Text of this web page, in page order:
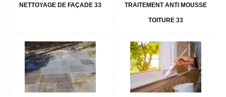
NETTOYAGE DE FAÇADE 33 TRAITEMENT ANTI MOUSSE
TOITURE 33